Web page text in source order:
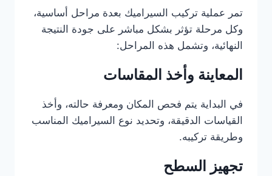
تمر عملية تركيب السيراميك بعدة مراحل أساسية،
وكل مرحلة تؤثر بشكل مباشر على جودة النتيجة
النهائية، وتشمل هذه المراحل:
المعاينة وأخذ المقاسات
في البداية يتم فحص المكان ومعرفة حالته، وأخذ
القياسات الدقيقة، وتحديد نوع السيراميك المناسب
وطريقة تركيبه.
تجهيز السطح